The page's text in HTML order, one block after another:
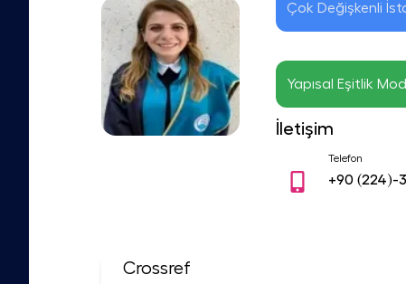
Çok Değişkenli
Yapısal Eşitlik
İletişim
Telefon
+90(224)-
Crossref